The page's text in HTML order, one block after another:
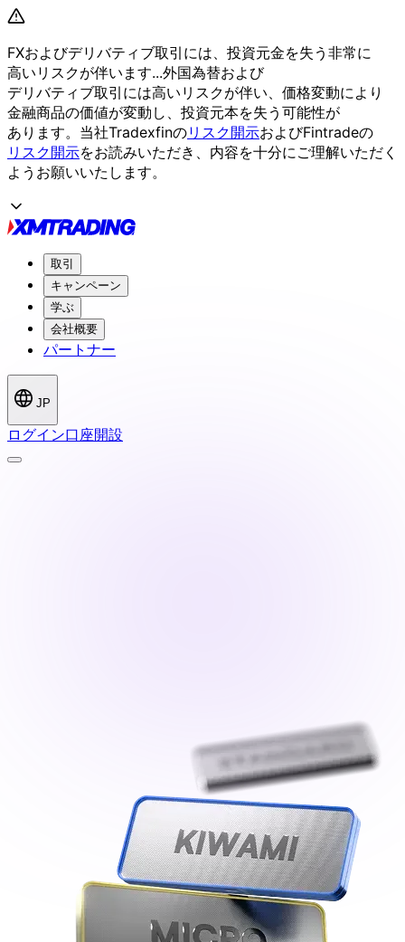
FXおよびデリバティブ取引には、 投資元金を失う 非常に
高いリスクが伴います...外国為替および
デリバティブ取引には高いリスクが伴い、 価格変動により
金融商品の価値が変動し、 投資元本を失う 可能性が
あります。 当社Tradexfinのリスク開示およびFintradeの
リスク開示をお読みいただき、 内容を十分にご理解いただく
よう お願いいたします。
取引
キャンペーン
学ぶ
会社概要
パートナー
JP
ログイン口座開設